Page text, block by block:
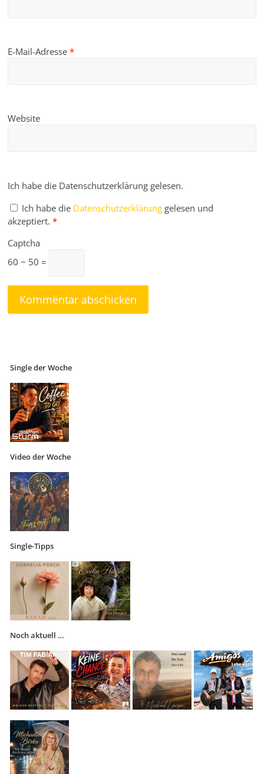
E-Mail-Adresse*
Website
Ich habe die Datenschutzerklärung gelesen.
Ich habe die Datenschutzerklärung gelesen und
akzeptiert. *
Captcha
60 − 50 =
Single der Woche
Video der Woche
Single-Tipps
Noch aktuell …